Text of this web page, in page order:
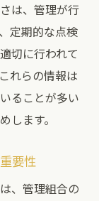
は、管理が行
定期的な点検
切に行われて
れらの情報は
ることが多い
します。
要性
、管理組合の